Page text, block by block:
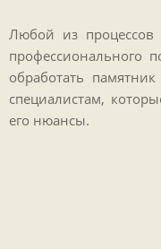
Любой из
профессионального
обработать
специалистам,
его нюансы.